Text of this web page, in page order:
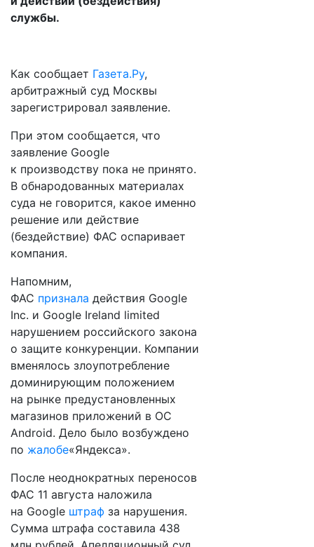
службы.
Как сообщает Газета.Ру,
арбитражный суд Москвы
зарегистрировал заявление.
При этом сообщается, что
заявление Google
к производству пока не принято.
В обнародованных материалах
суда не говорится, какое именно
решение или действие
(бездействие) ФАС оспаривает
компания.
Напомним,
ФАС признала действия Google
Inc. и Google Ireland limited
нарушением российского закона
о защите конкуренции. Компании
вменялось злоупотребление
доминирующим положением
на рынке предустановленных
магазинов приложений в ОС
Android. Дело было возбуждено
по жалобе«Яндекса».
После неоднократных переносов
ФАС 11 августа наложила
на Google штраф за нарушения.
Сумма штрафа составила 438